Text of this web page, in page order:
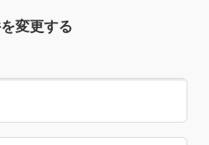
変更する